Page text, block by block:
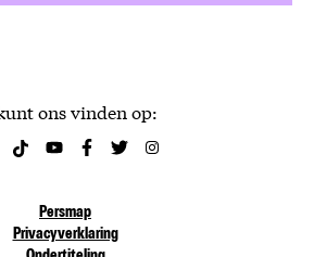
ons vinden op:
Persmap
Privacyverklaring